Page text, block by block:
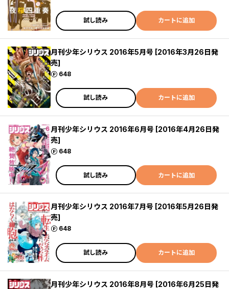
試し読み カートに追加
月刊少年シリウス 2016年5月号 [2016年3月26日発
売]
648
ポイント
試し読み カートに追加
月刊少年シリウス 2016年6月号 [2016年4月26日発
売]
648
ポイント
試し読み カートに追加
月刊少年シリウス 2016年7月号 [2016年5月26日発
売]
648
ポイント
試し読み カートに追加
月刊少年シリウス 2016年8月号 [2016年6月25日発